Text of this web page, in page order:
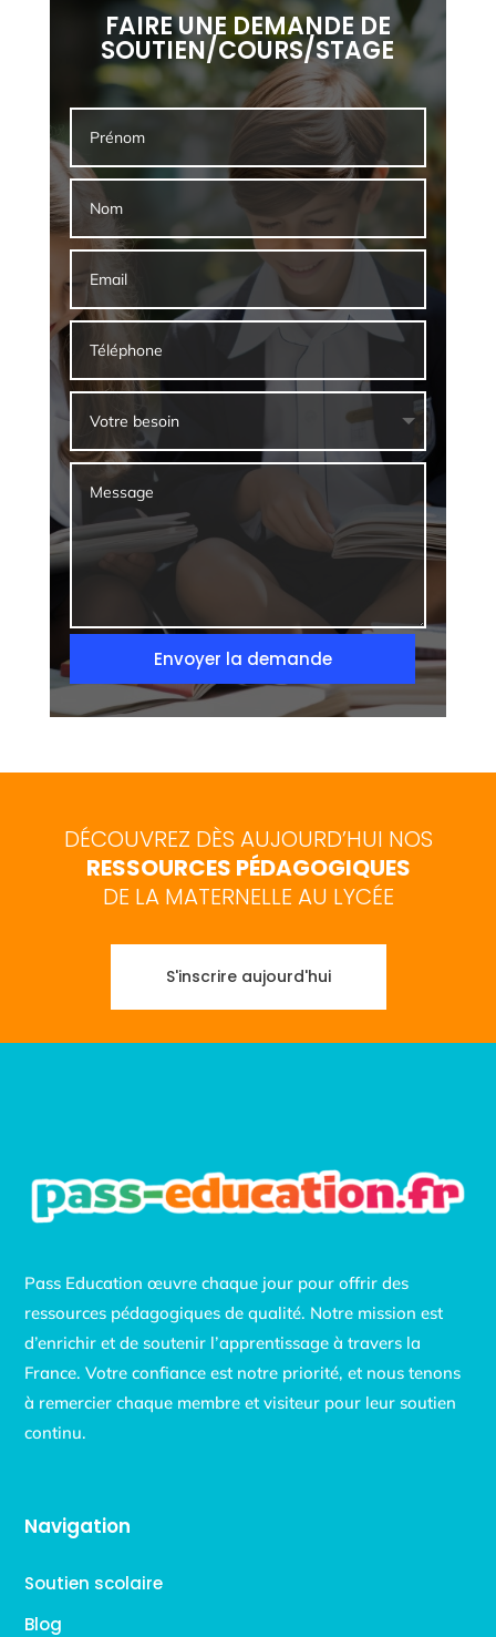
FAIRE UNE DEMANDE DE
SOUTIEN/COURS/STAGE
Envoyer la demande
DÉCOUVREZ DÈS AUJOURD’HUI NOS
RESSOURCES PÉDAGOGIQUES
DE LA MATERNELLE AU LYCÉE
S'inscrire aujourd'hui
Pass Education œuvre chaque jour pour offrir des
ressources pédagogiques de qualité. Notre mission est
d’enrichir et de soutenir l’apprentissage à travers la
France. Votre confiance est notre priorité, et nous tenons
à remercier chaque membre et visiteur pour leur soutien
continu.
Navigation
Soutien scolaire
Blog